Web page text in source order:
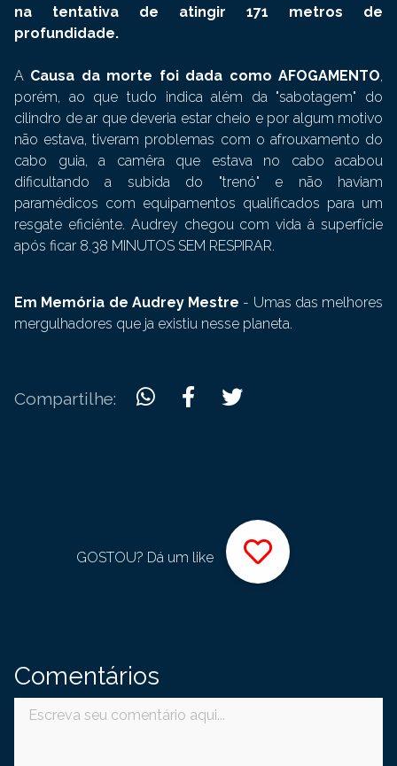
na tentativa de atingir 171 metros de
profundidade.
A Causa da morte foi dada como AFOGAMENTO,
porém, ao que tudo indica além da "sabotagem" do
cilindro de ar que deveria estar cheio e por algum motivo
não estava, tiveram problemas com o afrouxamento do
cabo guia, a camêra que estava no cabo acabou
dificultando a subida do "trenó" e não haviam
paramédicos com equipamentos qualificados para um
resgate eficiênte. Audrey chegou com vida à superfície
após ficar 8.38 MINUTOS SEM RESPIRAR.
Em Memória de Audrey Mestre - Umas das melhores
mergulhadores que ja existiu nesse planeta.
Compartilhe:
GOSTOU? Dá um like
Comentários